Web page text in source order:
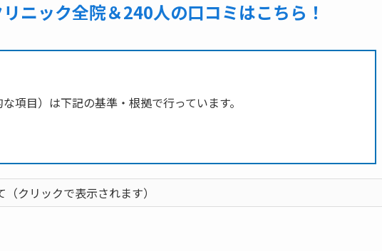
ニック全院＆240人の口コミはこちら！
項目）は下記の基準・根拠で行っています。
クリックで表示されます）